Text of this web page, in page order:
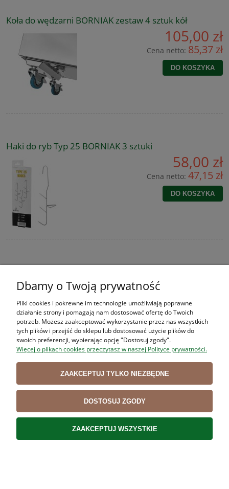
Koła do wędzarni BORNIAK zestaw 4 sztuk kół
105,00 zł
Cena netto: 85,37 zł
DO KOSZYKA
Haki do ryb Typ 25 BORNIAK 3 sztuki
58,00 zł
Cena netto: 47,15 zł
DO KOSZYKA
Cena netto:40,65 zł
DO KOSZYKA
Haki do ryb Typ 20 BORNIAK 3 sztuki
42,00 zł
Cena netto:
Dbamy o Twoją prywatność
Pliki cookies i pokrewne im technologie umożliwiają poprawne
działanie strony i pomagają nam dostosować ofertę do Twoich
potrzeb. Możesz zaakceptować wykorzystanie przez nas wszystkich
tych plików i przejść do sklepu lub dostosować użycie plików do
swoich preferencji, wybierając opcję "Dostosuj zgody".
Więcej o plikach cookies przeczytasz w naszej Polityce prywatności.
ZAAKCEPTUJ TYLKO NIEZBĘDNE
DOSTOSUJ ZGODY
ZAAKCEPTUJ WSZYSTKIE